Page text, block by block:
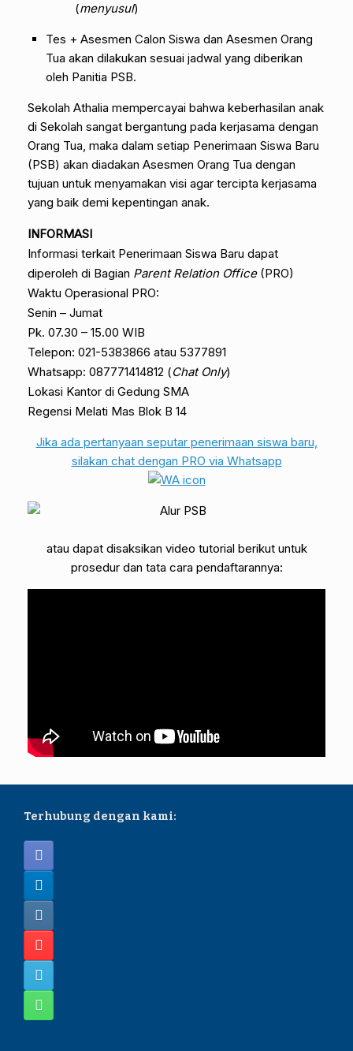
(menyusul)
Tes + Asesmen Calon Siswa dan Asesmen Orang
Tua akan dilakukan sesuai jadwal yang diberikan
oleh Panitia PSB.
Sekolah Athalia mempercayai bahwa keberhasilan anak
di Sekolah sangat bergantung pada kerjasama dengan
Orang Tua, maka dalam setiap Penerimaan Siswa Baru
(PSB) akan diadakan Asesmen Orang Tua dengan
tujuan untuk menyamakan visi agar tercipta kerjasama
yang baik demi kepentingan anak.
INFORMASI
Informasi terkait Penerimaan Siswa Baru dapat
diperoleh di Bagian Parent Relation Office(PRO)
Waktu Operasional PRO:
Senin – Jumat
Pk. 07.30 – 15.00 WIB
Telepon: 021-5383866 atau 5377891
Whatsapp: 087771414812 (Chat Only)
Lokasi Kantor di Gedung SMA
Regensi Melati Mas Blok B 14
Jika ada pertanyaan seputar penerimaan siswa baru,
silakan chat dengan PRO via Whatsapp
atau dapat disaksikan video tutorial berikut untuk
prosedur dan tata cara pendaftarannya:
Terhubung dengan kami: